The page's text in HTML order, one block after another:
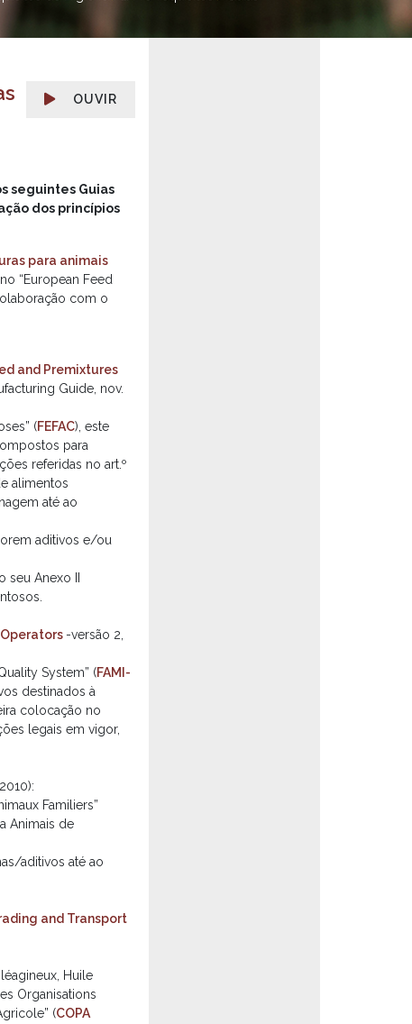
OUVIR
seguintes Guias
dos princípios
para animais
“European Feed
com o
and Premixtures
Guide, nov.
(FEFAC), este
para
referidas no art.º
alimentos
até ao
aditivos e/ou
Anexo II
-versão 2,
System” (FAMI-
destinados à
colocação no
legais em vigor,
Familiers”
Animais de
aditivos até ao
and Transport
Huile
Organisations
(COPA